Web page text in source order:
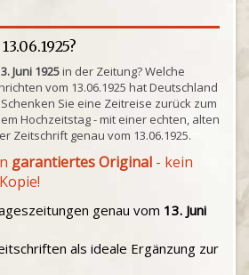
Juni 1925in der Zeitung? Welche
vom 13.06.1925 hat Deutschland
Sie eine Zeitreise zurück zum
Hochzeitstag - mit einer echten, alten
Zeitschrift genau vom 13.06.1925.
garantiertes Original - kein
genau vom 13. Juni
als ideale Ergänzung zur